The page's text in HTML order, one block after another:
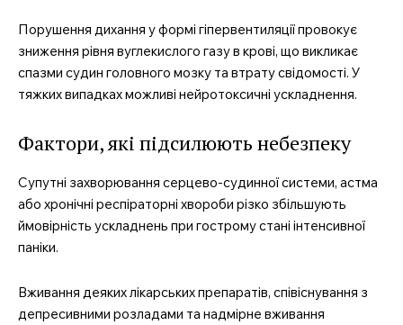
Порушення дихання у формі гіпервентиляції провокує
зниження рівня вуглекислого газу в крові, що викликає
спазми судин головного мозку та втрату свідомості. У
тяжких випадках можливі нейротоксичні ускладнення.
Фактори, які підсилюють небезпеку
Супутні захворювання серцево-судинної системи, астма
або хронічні респіраторні хвороби різко збільшують
ймовірність ускладнень при гострому стані інтенсивної
паніки.
Вживання деяких лікарських препаратів, співіснування з
депресивними розладами та надмірне вживання